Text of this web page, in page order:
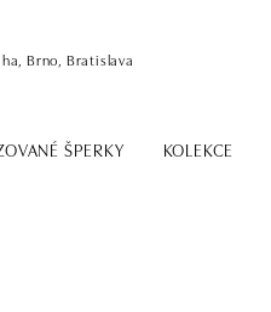
Brno, Bratislava
ŠPERKY KOLEKCE